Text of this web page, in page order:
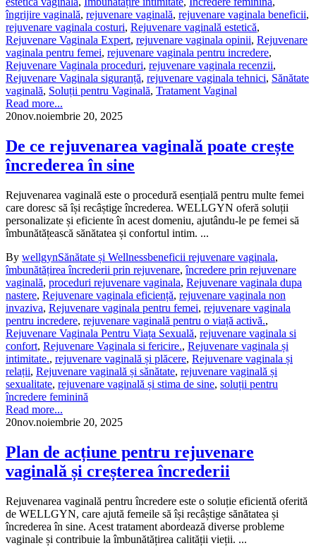
îngrijire vaginală, rejuvenare vaginală, rejuvenare vaginala beneficii,
rejuvenare vaginala costuri, Rejuvenare vaginală estetică,
Rejuvenare Vaginala Expert, rejuvenare vaginala opinii, Rejuvenare
vaginala pentru femei, rejuvenare vaginala pentru incredere,
Rejuvenare Vaginala proceduri, rejuvenare vaginala recenzii,
Rejuvenare Vaginala siguranță, rejuvenare vaginala tehnici, Sănătate
vaginală, Soluții pentru Vaginală, Tratament Vaginal
Read more...
20nov.noiembrie 20, 2025
De ce rejuvenarea vaginală poate crește
încrederea în sine
Rejuvenarea vaginală este o procedură esențială pentru multe femei
care doresc să își recâștige încrederea. WELLGYN oferă soluții
personalizate și eficiente în acest domeniu, ajutându-le pe femei să
îmbunătățească sănătatea și confortul intim. ...
By wellgynSănătate și Wellnessbeneficii rejuvenare vaginala,
îmbunătățirea încrederii prin rejuvenare,încredere prin rejuvenare
vaginală, proceduri rejuvenare vaginala, Rejuvenare vaginala dupa
nastere, Rejuvenare vaginala eficiență, rejuvenare vaginala non
invaziva, Rejuvenare vaginala pentru femei, rejuvenare vaginala
pentru incredere, rejuvenare vaginală pentru o viață activă.,
Rejuvenare Vaginala Pentru Viața Sexuală, rejuvenare vaginala si
confort, Rejuvenare Vaginala si fericire., Rejuvenare vaginala și
intimitate., rejuvenare vaginală și plăcere, Rejuvenare vaginala și
relații, Rejuvenare vaginală și sănătate, rejuvenare vaginală și
sexualitate, rejuvenare vaginală și stima de sine, soluții pentru
încredere feminină
Read more...
20nov.noiembrie 20, 2025
Plan de acțiune pentru rejuvenare
vaginală și creșterea încrederii
Rejuvenarea vaginală pentru încredere este o soluție eficientă oferită
de WELLGYN, care ajută femeile să își recâștige sănătatea și
încrederea în sine. Acest tratament abordează diverse probleme
vaginale și contribuie la îmbunătățirea calității vieții. ...